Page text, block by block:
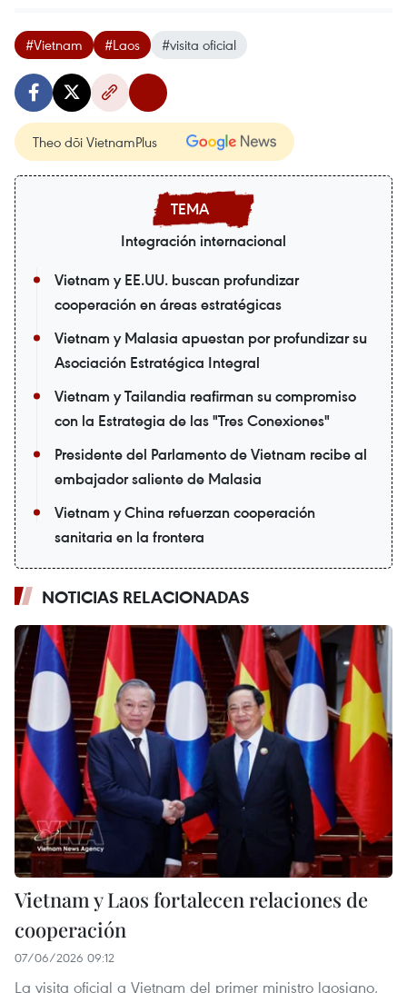
#Vietnam #Laos #visita oficial
Theo dõi VietnamPlus
Integración internacional
Vietnam y EE.UU. buscan profundizar
cooperación en áreas estratégicas
Vietnam y Malasia apuestan por profundizar su
Asociación Estratégica Integral
Vietnam y Tailandia reafirman su compromiso
con la Estrategia de las "Tres Conexiones"
Presidente del Parlamento de Vietnam recibe al
embajador saliente de Malasia
Vietnam y China refuerzan cooperación
sanitaria en la frontera
NOTICIAS RELACIONADAS
Vietnam y Laos fortalecen relaciones de
cooperación
07/06/2026 09:12
La visita oficial a Vietnam del primer ministro laosiano,